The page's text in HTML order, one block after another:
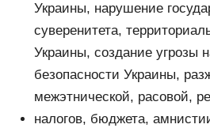
Украины, нарушение
суверенитета,
Украины, создание угрозы
безопасности Украины,
межэтнической, расовой,
налогов, бюджета,